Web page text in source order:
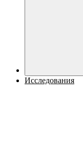
Исследования